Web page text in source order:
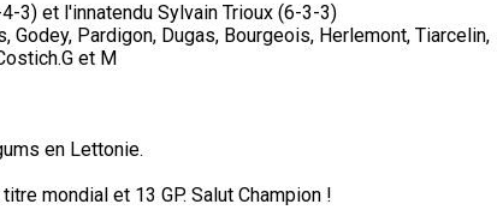
3) et l'innatendu Sylvain Trioux (6-3-3)
Godey, Pardigon, Dugas, Bourgeois, Herlemont, Tiarcelin,
et M
en Lettonie.
mondial et 13 GP. Salut Champion !